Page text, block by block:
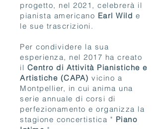
progetto, nel 2021, celebrerà il
pianista americano Earl Wild e
le sue trascrizioni.
Per condividere la sua
esperienza, nel 2017 ha creato
il Centro di Attività Pianistiche e
Artistiche (CAPA) vicino a
Montpellier, in cui anima una
serie annuale di corsi di
perfezionamento e organizza la
stagione concertistica " Piano